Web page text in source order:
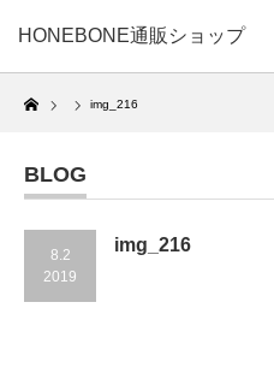
HONEBONE通販ショップ
Home
img_216
BLOG
8.2
2019
img_216